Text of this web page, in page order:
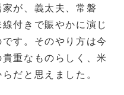
が、義太夫、常磐
付きで賑やかに演じ
す。そのやり方は今
重なものらしく、米
だと思えました。